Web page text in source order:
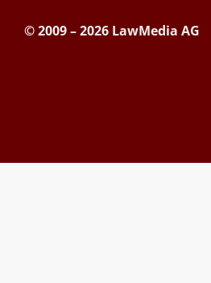
© 2009 – 2026 LawMedia AG